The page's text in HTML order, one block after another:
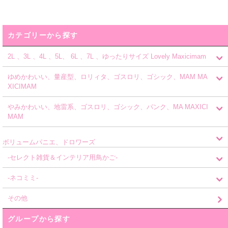
カテゴリーから探す
2L 、3L 、4L 、5L、 6L 、7L 、ゆったりサイズ Lovely Maxicimam
ゆめかわいい、量産型、ロリィタ、ゴスロリ、ゴシック、MAM MA
XICIMAM
やみかわいい、地雷系、ゴスロリ、ゴシック、パンク、MA MAXICI
MAM
ボリュームパニエ、ドロワーズ
-セレクト雑貨＆インテリア用鳥かご-
-ネコミミ-
その他
グループから探す